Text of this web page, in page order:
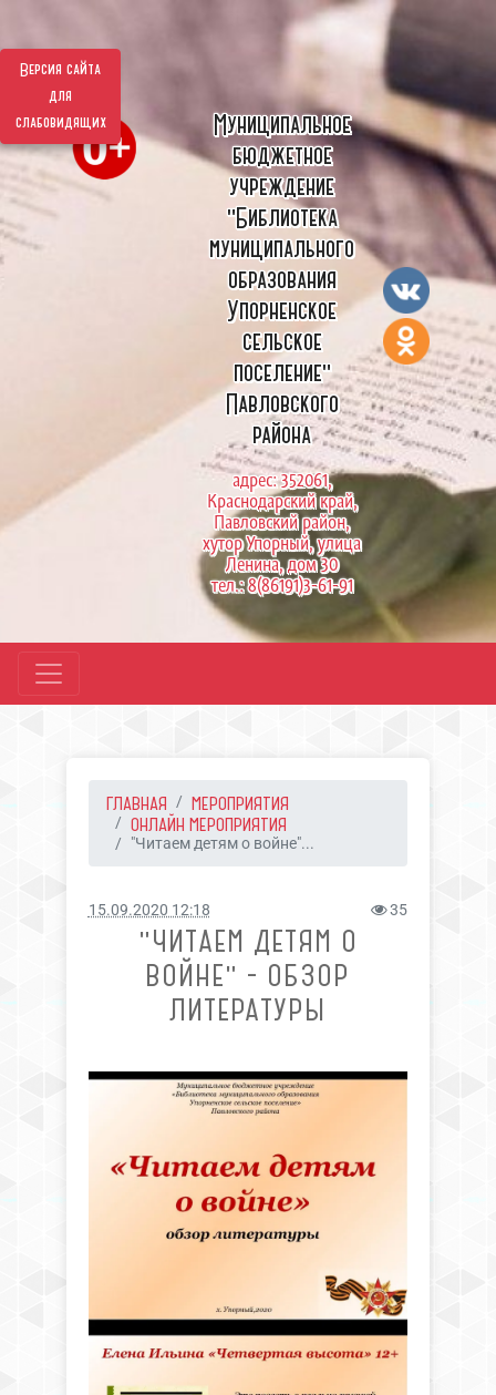
Версия сайта
для
слабовидящих
Муниципальное
бюджетное
учреждение
"Библиотека
муниципального
образования
Упорненское
сельское
поселение"
Павловского
района
адрес: 352061,
Краснодарский край,
Павловский район,
хутор Упорный, улица
Ленина, дом 30
тел.: 8(86191)3-61-91
ГЛАВНАЯ
МЕРОПРИЯТИЯ
ОНЛАЙН МЕРОПРИЯТИЯ
"Читаем детям о войне"...
15.09.2020 12:18 35
"ЧИТАЕМ ДЕТЯМ О
ВОЙНЕ" - ОБЗОР
ЛИТЕРАТУРЫ